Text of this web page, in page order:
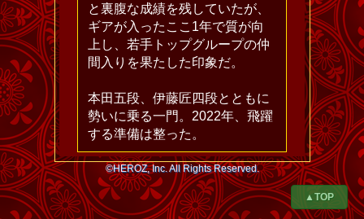
と裏腹な成績を残していたが、
ギアが入ったここ1年で質が向
上し、若手トップグループの仲
間入りを果たした印象だ。
本田五段、伊藤匠四段とともに
勢いに乗る一門。2022年、飛躍
する準備は整った。
©HEROZ, Inc. All Rights Reserved.
▲TOP